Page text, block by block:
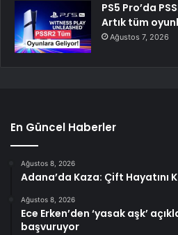
PS5 Pro’da
Artık tüm
Ağustos 7, 2026
En Güncel Haberler
Ağustos 8, 2026
Adana’da Kaza: Çift Hayatını
Ağustos 8, 2026
Ece Erken’den ‘yasak aşk’
başvuruyor